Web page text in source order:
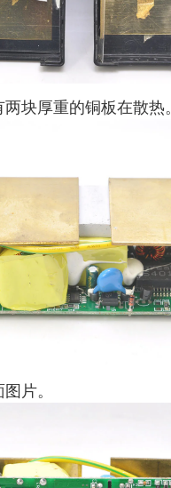
块厚重的铜板在散热。
片。